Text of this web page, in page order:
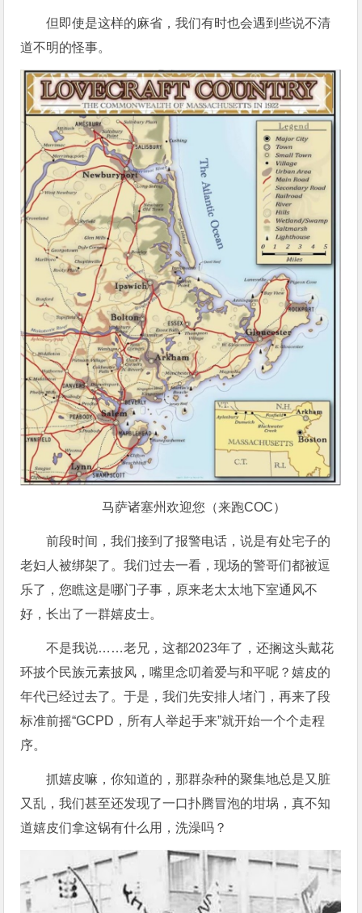
但即使是这样的麻省，我们有时也会遇到些说不清
道不明的怪事。
马萨诸塞州欢迎您（来跑COC）
前段时间，我们接到了报警电话，说是有处宅子的
老妇人被绑架了。我们过去一看，现场的警哥们都被逗
乐了，您瞧这是哪门子事，原来老太太地下室通风不
好，长出了一群嬉皮士。
不是我说……老兄，这都2023年了，还搁这头戴花
环披个民族元素披风，嘴里念叨着爱与和平呢？嬉皮的
年代已经过去了。于是，我们先安排人堵门，再来了段
标准前摇“GCPD，所有人举起手来”就开始一个个走程
序。
抓嬉皮嘛，你知道的，那群杂种的聚集地总是又脏
又乱，我们甚至还发现了一口扑腾冒泡的坩埚，真不知
道嬉皮们拿这锅有什么用，洗澡吗？